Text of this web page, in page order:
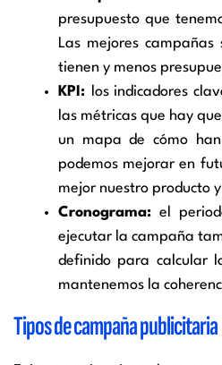
presupuesto que
Las mejores
tienen y menos
KPI:
los indicadores
las métricas que hay
un mapa de cómo
podemos mejorar en
mejor nuestro producto
Cronograma:el
ejecutar la campaña
definido para calcular
mantenemos la
Tipos de campaña publicitaria